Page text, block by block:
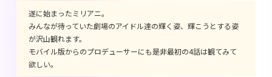
遂に始まったミリアニ。
みんなが待っていた劇場のアイドル達の輝く姿、輝こうとする姿
が沢山観れます。
モバイル版からのプロデューサーにも是非最初の4話は観てみて
欲しい。